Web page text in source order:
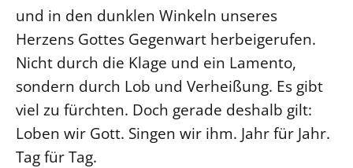
und in den dunklen Winkeln unseres
Herzens Gottes Gegenwart herbeigerufen.
Nicht durch die Klage und ein Lamento,
sondern durch Lob und Verheißung. Es gibt
viel zu fürchten. Doch gerade deshalb gilt:
Loben wir Gott. Singen wir ihm. Jahr für Jahr.
Tag für Tag.